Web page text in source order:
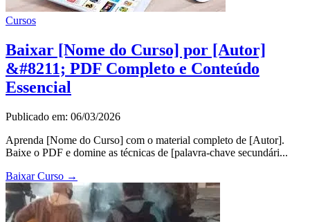
Cursos
Baixar [Nome do Curso] por [Autor]
&#8211; PDF Completo e Conteúdo
Essencial
Publicado em: 06/03/2026
Aprenda [Nome do Curso] com o material completo de [Autor].
Baixe o PDF e domine as técnicas de [palavra-chave secundári...
Baixar Curso →